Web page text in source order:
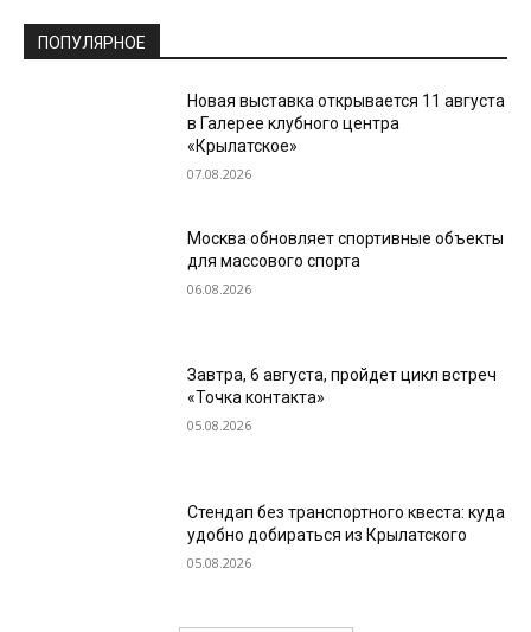
ПОПУЛЯРНОЕ
Новая выставка открывается 11 августа
в Галерее клубного центра
«Крылатское»
07.08.2026
Москва обновляет спортивные объекты
для массового спорта
06.08.2026
Завтра, 6 августа, пройдет цикл встреч
«Точка контакта»
05.08.2026
Стендап без транспортного квеста: куда
удобно добираться из Крылатского
05.08.2026